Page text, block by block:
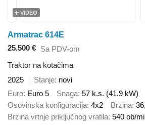
VIDEO
Armatrac 614E
25.500 € Sa PDV-om
Traktor na kotačima
2025
Stanje novi
Euro Euro 5 Snaga 57 k.s. (41.9 kW)
Osovinska konfiguracija 4x2 Brzina
Brzina vrtnje priključnog vratila 540 ob/